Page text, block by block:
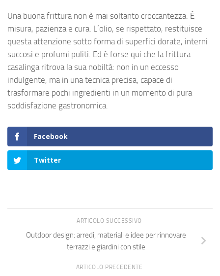
Una buona frittura non è mai soltanto croccantezza. È
misura, pazienza e cura. L’olio, se rispettato, restituisce
questa attenzione sotto forma di superfici dorate, interni
succosi e profumi puliti. Ed è forse qui che la frittura
casalinga ritrova la sua nobiltà: non in un eccesso
indulgente, ma in una tecnica precisa, capace di
trasformare pochi ingredienti in un momento di pura
soddisfazione gastronomica.
Facebook
Twitter
ARTICOLO SUCCESSIVO
Outdoor design: arredi, materiali e idee per rinnovare
terrazzi e giardini con stile
ARTICOLO PRECEDENTE